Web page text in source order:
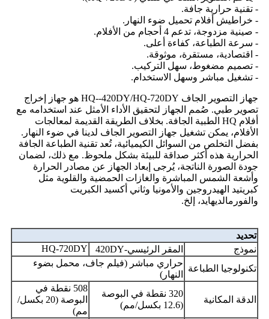
- تقنية حرارية جافة.
- خراطيش أفلام تحميل ضوء النهار.
- صينية مزدوجة، تدعم 4 أحجام من الأفلام.
- سرعة الطباعة، كفاءة أعلى.
- اقتصادية، مستقرة، موثوقة.
- تصميم مضغوط، سهل التركيب.
- تشغيل مباشر وسهل الاستخدام.
جهاز التصوير الجاف HQ--420DY/HQ-720DY هو جهاز إخراج
تصوير طبي. صُمم الجهاز لتحقيق الأداء الأمثل عند استخدامه مع
أفلام HQ الطبية الجافة. بخلاف الطريقة القديمة لمعالجات
الأفلام، يمكن تشغيل جهاز التصوير الجاف لدينا في ضوء النهار.
بفضل التخلص من السوائل الكيميائية، تُعد تقنية الطباعة الجافة
الحرارية هذه أكثر صداقة للبيئة بشكل ملحوظ. مع ذلك، لضمان
جودة الصورة الناتجة، يُرجى إبعاد الجهاز عن مصادر الحرارة
وأشعة الشمس المباشرة والغازات الحمضية والقلوية مثل
كبريتيد الهيدروجين والأمونيا وثاني أكسيد الكبريت
والفورمالديهايد، إلخ.
تحديد
نموذج
المقر الرئيسي-420DY
HQ-720DY
تكنولوجيا الطباعة
حراري مباشر (فيلم جاف، محمل بضوء
النهار)
الدقة المكانية
320 نقطة في البوصة
(12.6 بكسل/مم)
508 نقطة في
البوصة (20 بكسل/
مم)